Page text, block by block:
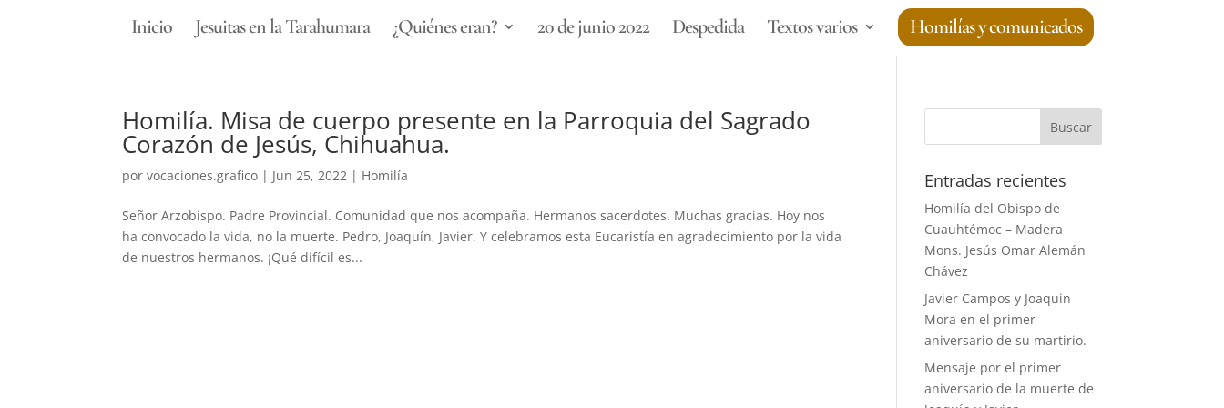
Inicio Jesuitas en la Tarahumara ¿Quiénes eran? 20 de junio 2022 Despedida Textos varios Homilías y comunicados
Homilía. Misa de cuerpo presente en la Parroquia del Sagrado
Corazón de Jesús, Chihuahua.
porvocaciones.grafico | Jun 25, 2022 | Homilía
Señor Arzobispo. Padre Provincial. Comunidad que nos acompaña. Hermanos sacerdotes. Muchas gracias. Hoy nos
ha convocado la vida, no la muerte. Pedro, Joaquín, Javier. Y celebramos esta Eucaristía en agradecimiento por la vida
de nuestros hermanos. ¡Qué difícil es...
Entradas recientes
Homilía del Obispo de
Cuauhtémoc – Madera
Mons. Jesús Omar Alemán
Chávez
Javier Campos y Joaquin
Mora en el primer
aniversario de su martirio.
Mensaje por el primer
aniversario de la muerte de